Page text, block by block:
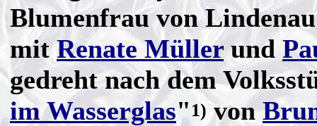
Blumenfrau von
mitRenate Müllerund
gedreht nach dem
im Wasserglas" 1) von